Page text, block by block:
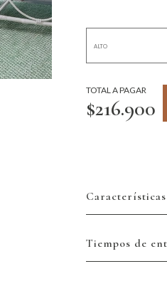
TOTAL A PAGAR
$216.900
Características
Tiempos de